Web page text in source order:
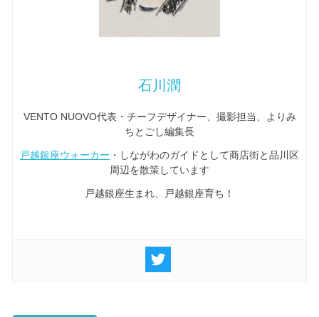
石川潤
VENTO NUOVO代表・チーフデザイナー、撮影担当、よりみ
ちとごし編集長
戸越銀座ウォーカー ・しながわのガイドとして商店街と品川区
周辺を散策しています
戸越銀座生まれ、戸越銀座育ち！